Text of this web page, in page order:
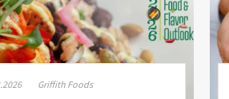
Griffith Foods